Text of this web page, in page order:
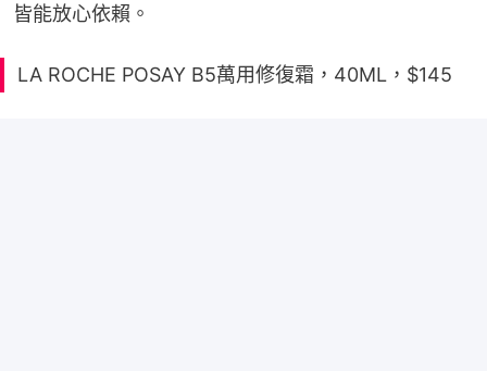
皆能放心依賴。
LA ROCHE POSAY B5萬用修復霜，40ML，$145